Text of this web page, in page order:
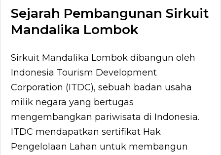
Sejarah Pembangunan Sirkuit
Mandalika Lombok
Sirkuit Mandalika Lombok dibangun oleh
Indonesia Tourism Development
Corporation (ITDC), sebuah badan usaha
milik negara yang bertugas
mengembangkan pariwisata di Indonesia.
ITDC mendapatkan sertifikat Hak
Pengelolaan Lahan untuk membangun